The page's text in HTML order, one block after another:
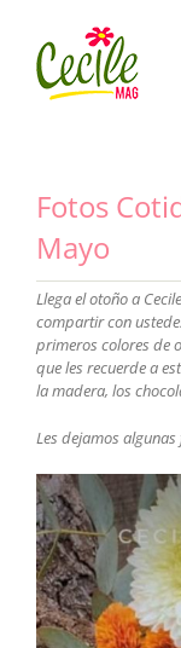
content
Fotos
Mayo
Llega el otoño a
compartir con
primeros colores de
que les recuerde a
la madera, los
Les dejamos algunas